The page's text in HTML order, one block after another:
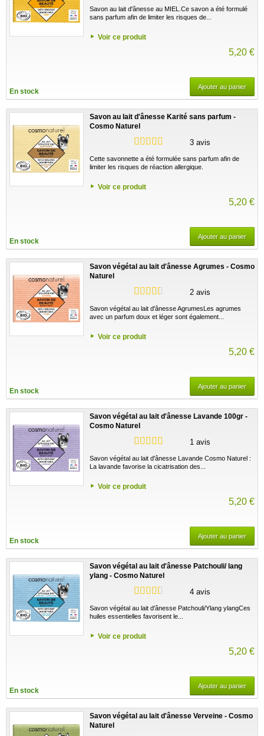
Savon au lait d'ânesse au MIEL.Ce savon a été formulé
sans parfum afin de limiter les risques de...
Voir ce produit
5,20 €
En stock
Ajouter au panier
Savon au lait d'ânesse Karité sans parfum -
Cosmo Naturel
3 avis
Cette savonnette a été formulée sans parfum afin de
limiter les risques de réaction allergique.
Voir ce produit
5,20 €
En stock
Ajouter au panier
Savon végétal au lait d'ânesse Agrumes - Cosmo
Naturel
2 avis
Savon végétal au lait d'ânesse AgrumesLes agrumes
avec un parfum doux et léger sont également...
Voir ce produit
5,20 €
En stock
Ajouter au panier
Savon végétal au lait d'ânesse Lavande 100gr -
Cosmo Naturel
1 avis
Savon végétal au lait d'ânesse Lavande Cosmo Naturel :
La lavande favorise la cicatrisation des...
Voir ce produit
5,20 €
En stock
Ajouter au panier
Savon végétal au lait d'ânesse Patchouli/ lang
ylang - Cosmo Naturel
4 avis
Savon végétal au lait d'ânesse Patchouli/Ylang ylangCes
huiles essentielles favorisent le...
Voir ce produit
5,20 €
En stock
Ajouter au panier
Savon végétal au lait d'ânesse Verveine - Cosmo
Naturel